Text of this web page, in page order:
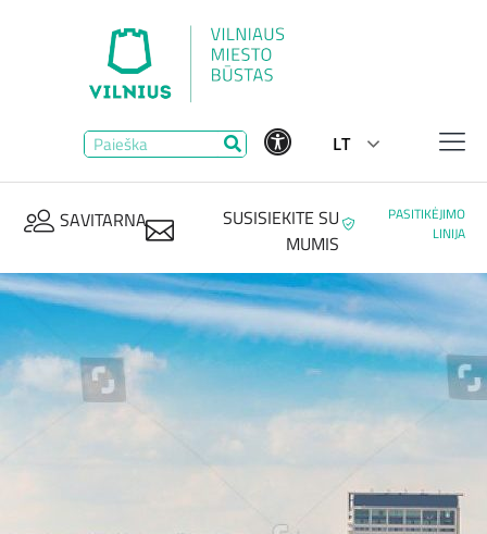
LT
SUSISIEKITE SU
MUMIS
PASITIKĖJIMO
LINIJA
SAVITARNA